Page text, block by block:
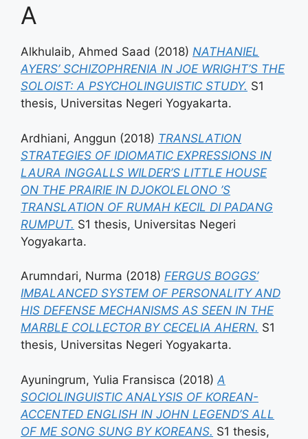
A
Alkhulaib, Ahmed Saad (2018) NATHANIEL
AYERS’ SCHIZOPHRENIA IN JOE WRIGHT’S THE
SOLOIST: A PSYCHOLINGUISTIC STUDY. S1
thesis, Universitas Negeri Yogyakarta.
Ardhiani, Anggun (2018) TRANSLATION
STRATEGIES OF IDIOMATIC EXPRESSIONS IN
LAURA INGGALLS WILDER’S LITTLE HOUSE
ON THE PRAIRIE IN DJOKOLELONO ’S
TRANSLATION OF RUMAH KECIL DI PADANG
RUMPUT. S1 thesis, Universitas Negeri
Yogyakarta.
Arumndari, Nurma (2018) FERGUS BOGGS’
IMBALANCED SYSTEM OF PERSONALITY AND
HIS DEFENSE MECHANISMS AS SEEN IN THE
MARBLE COLLECTOR BY CECELIA AHERN. S1
thesis, Universitas Negeri Yogyakarta.
Ayuningrum, Yulia Fransisca (2018) A
SOCIOLINGUISTIC ANALYSIS OF KOREAN-
ACCENTED ENGLISH IN JOHN LEGEND’S ALL
OF ME SONG SUNG BY KOREANS. S1 thesis,